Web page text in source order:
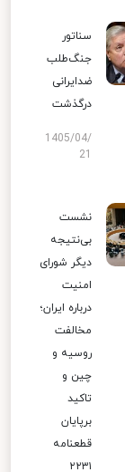
سناتور
جنگ‌طلب
ضدایرانی
درگذشت
1405/04/
نشست
بی‌نتیجه
دیگر شورای
امنیت
درباره ایران؛
مخالفت
روسیه و
چین و
تاکید
برپایان
قطعنامه
۲۲۳۱